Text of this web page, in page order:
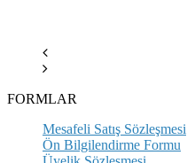
FORMLAR
Mesafeli Satış Sözleşmesi
Ön Bilgilendirme Formu